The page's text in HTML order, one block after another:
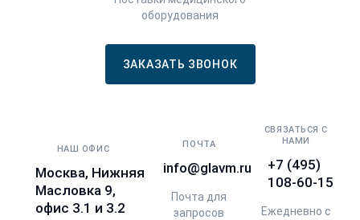
оборудования
ЗАКАЗАТЬ ЗВОНОК
НАШ ОФИС
Москва, Нижняя
Масловка 9,
офис 3.1 и 3.2
ПОЧТА
info@glavm.ru
Почта для
запросов
СВЯЗАТЬСЯ С
НАМИ
+7 (495)
108-60-15
Ежедневно с